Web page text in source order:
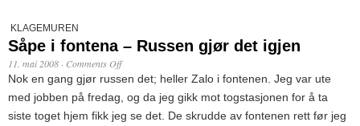
KLAGEMUREN
Såpe i fontena – Russen gjør det igjen
11. mai 2008 · Comments Off
Nok en gang gjør russen det; heller Zalo i fontenen. Jeg var ute
med jobben på fredag, og da jeg gikk mot togstasjonen for å ta
siste toget hjem fikk jeg se det. De skrudde av fontenen rett før jeg